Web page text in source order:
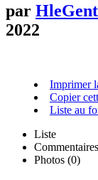
par
2022
Imprimer
Copier
Liste au
Liste
Photos (0)